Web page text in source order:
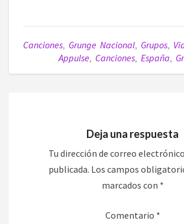
Canciones, Grunge Nacional, Grupos,
Appulse, Canciones, España,
Deja una respuesta
Tu dirección de correo
publicada. Los campos
marcados con *
Comentario *